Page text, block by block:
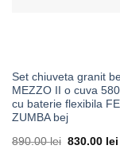
Set chiuveta granit
MEZZO II o cuva
cu baterie flexibila
ZUMBA bej
890.00lei 830.00 lei